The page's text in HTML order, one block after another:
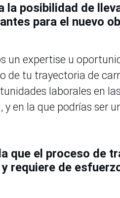
la posibilidad de
para el nuevo
un expertise u
de tu trayectoria de
laborales en
y en la que podrías ser
que el proceso de
requiere de